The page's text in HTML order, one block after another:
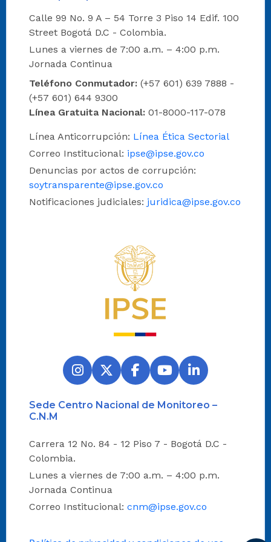
Calle 99 No. 9 A – 54 Torre 3 Piso 14 Edif. 100
Street Bogotá D.C - Colombia.
Lunes a viernes de 7:00 a.m. – 4:00 p.m.
Jornada Continua
Teléfono Conmutador: (+57 601) 639 7888 -
(+57 601) 644 9300
Línea Gratuita Nacional: 01-8000-117-078
Línea Anticorrupción: Línea Ética Sectorial
Correo Institucional: ipse@ipse.gov.co
Denuncias por actos de corrupción:
soytransparente@ipse.gov.co
Notificaciones judiciales: juridica@ipse.gov.co
Sede Centro Nacional de Monitoreo –
C.N.M
Carrera 12 No. 84 - 12 Piso 7 - Bogotá D.C -
Colombia.
Lunes a viernes de 7:00 a.m. – 4:00 p.m.
Jornada Continua
Correo Institucional: cnm@ipse.gov.co